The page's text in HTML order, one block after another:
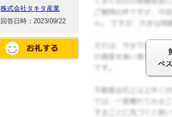
株式会社タキタ産業
回答日時：2023/09/22